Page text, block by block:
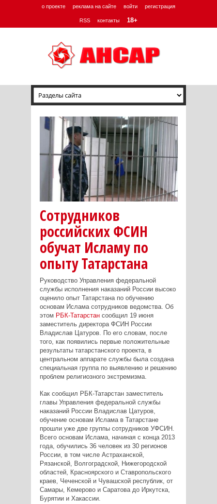
о проекте реклама на сайте войти регистрация
RSS контакты 18+
Сотрудников
российских ФСИН
обучат Исламу по
опыту Татарстана
Руководство Управления федеральной
службы исполнения наказаний России высоко
оценило опыт Татарстана по обучению
основам Ислама сотрудников ведомства. Об
этом РБК-Татарстансообщил 19 июня
заместитель директора ФСИН России
Владислав Цатуров. По его словам, после
того, как появились первые положительные
результаты татарстанского проекта, в
центральном аппарате службы была создана
специальная группа по выявлению и решению
проблем религиозного экстремизма.
Как сообщил РБК-Татарстан заместитель
главы Управления федеральной службы
наказаний России Владислав Цатуров,
обучение основам Ислама в Татарстане
прошли уже две группы сотрудников УФСИН.
Всего основам Ислама, начиная с конца 2013
года, обучились 36 человек из 30 регионов
России, в том числе Астраханской,
Рязанской, Волгоградской, Нижегородской
областей, Красноярского и Ставропольского
краев, Чеченской и Чувашской республик, от
Самары, Кемерово и Саратова до Иркутска,
Бурятии и Хакассии.